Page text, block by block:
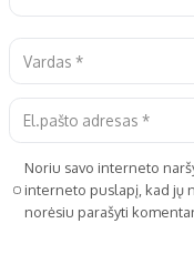
Noriu savo interneto
interneto puslapį, kad jų
norėsiu parašyti